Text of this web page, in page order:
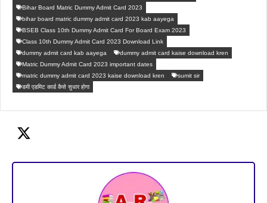
Bihar Board Matric Dummy Admit Card 2023
bihar board matric dummy admit card 2023 kab aayega
BSEB Class 10th Dummy Admit Card For Board Exam 2023
Class 10th Dummy Admit Card 2023 Download Link
dummy admit card kab aayega
dummy admit card kaise download kren
Matric Dummy Admit Card 2023 important dates
matric dummy admit card 2023 kaise download kren
sumit sir
डमी एडमिट कार्ड कैसे सुधार होगा